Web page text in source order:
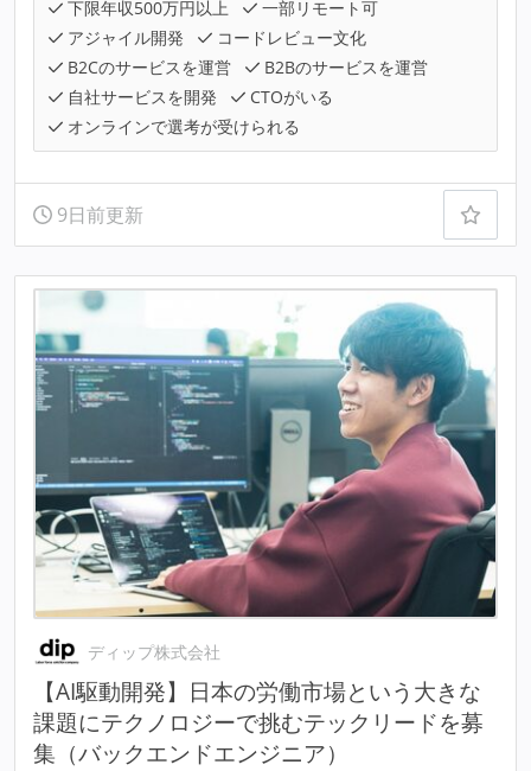
下限年収500万円以上
一部リモート可
アジャイル開発
コードレビュー文化
B2Cのサービスを運営
B2Bのサービスを運営
自社サービスを開発
CTOがいる
オンラインで選考が受けられる
9日前更新
ディップ株式会社
【AI駆動開発】日本の労働市場という大きな
課題にテクノロジーで挑むテックリードを募
集（バックエンドエンジニア）